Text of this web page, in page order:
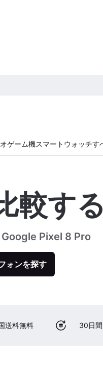
ゲーム機スマートウォッチす
較する
Pixel 8 Pro
ォンを探す
送料無料 30日